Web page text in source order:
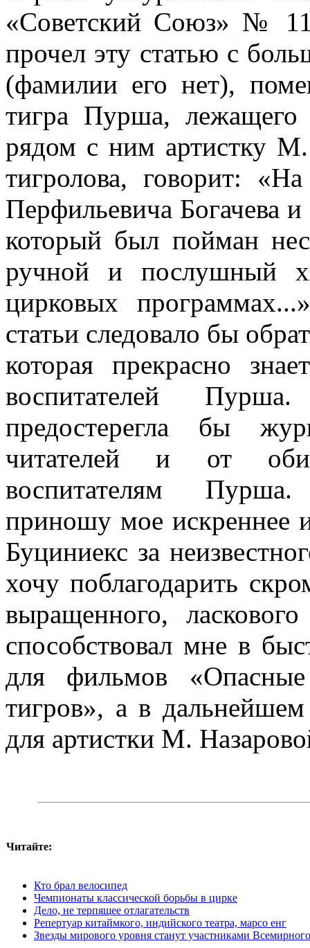
«Советский Союз» №
прочел эту статью с
(фамилии его нет),
тигра Пурша,
рядом с ним артистку М.
тигролова, говорит:
Перфильевича Богачева
который был пойман
ручной и послушный
цирковых
статьи следовало бы
которая прекрасно
воспитателей
предостерегла бы
читателей и от
воспитателям
приношу мое
Буциниекс за
хочу поблагодарить
выращенного,
способствовал мне в
для фильмов
тигров», а в
для артистки М.
Читайте:
Кто брал велосипед
Чемпионаты классической борьбы в цирке
Дело, не терпящее отлагательств
Репертуар китаймкого, индийского театра, марсо енг
Звезды мирового уровня станут участниками